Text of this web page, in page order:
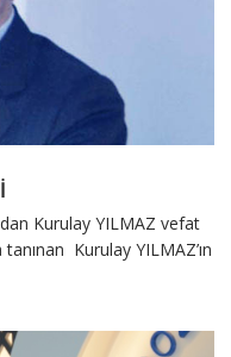
Kurulay YILMAZ vefat
Kurulay YILMAZ’ın